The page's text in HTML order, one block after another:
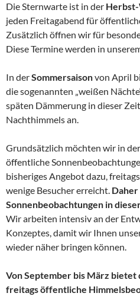
Die Sternwarte ist in der
jeden Freitagabend für
Zusätzlich öffnen wir für
Diese Termine werden in
In derSommersaisonvon April
die sogenannten „weißen
späten Dämmerung in dieser Zeit
Nachthimmels an.
Grundsätzlich möchten wir in
öffentliche
bisheriges Angebot dazu,
wenige Besucher erreicht.
Sonnenbeobachtungen in
Wir arbeiten intensiv an der
Konzeptes, damit wir Ihnen
wieder näher bringen können.
Von September bis März
freitags öffentliche